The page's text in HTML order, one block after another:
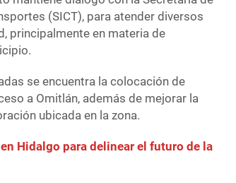
(SICT), para atender diversos
principalmente en materia de
se encuentra la colocación de
a Omitlán, además de mejorar la
ubicada en la zona.
Hidalgo para delinear el futuro de la